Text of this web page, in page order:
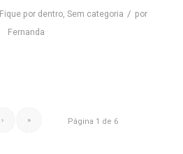
Fique por dentro,Sem categoria / por
Fernanda
Página 1 de 6
› »